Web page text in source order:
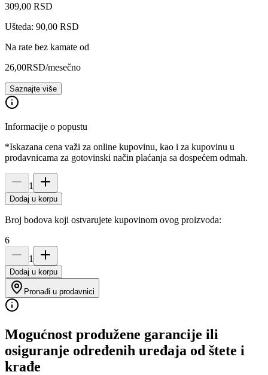
309,00 RSD
Ušteda: 90,00 RSD
Na rate bez kamate od
26,00RSD/mesečno
Saznajte više
Informacije o popustu
*Iskazana cena važi za online kupovinu, kao i za kupovinu u
prodavnicama za gotovinski način plaćanja sa dospećem odmah.
1
Dodaj u korpu
Broj bodova koji ostvarujete kupovinom ovog proizvoda:
6
1
Dodaj u korpu
Pronađi u prodavnici
Mogućnost produžene garancije ili
osiguranje određenih uređaja od štete i
krađe